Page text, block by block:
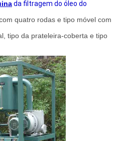
da filtragem do óleo do
quatro rodas e tipo móvel com
tipo da prateleira-coberta e tipo